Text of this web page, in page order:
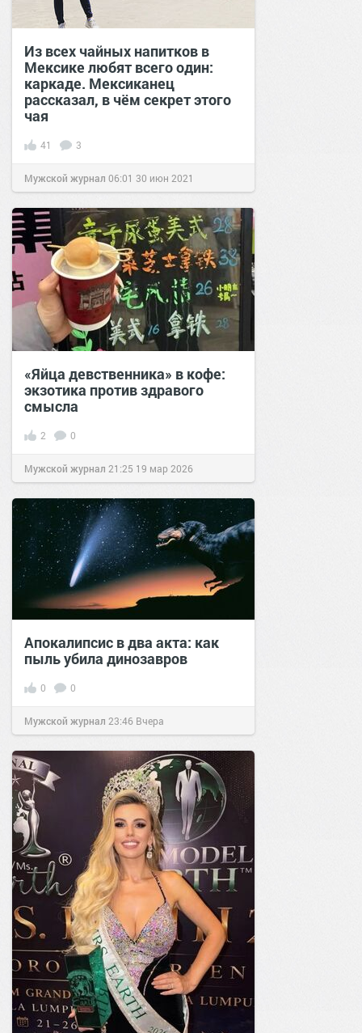
Из всех чайных напитков в
Мексике любят всего один:
каркаде. Мексиканец
рассказал, в чём секрет этого
чая
41 3
Мужской журнал 06:01 30 июн 2021
«Яйца девственника» в кофе:
экзотика против здравого
смысла
2 0
Мужской журнал 21:25 19 мар 2026
Апокалипсис в два акта: как
пыль убила динозавров
0 0
Мужской журнал 23:46 Вчера